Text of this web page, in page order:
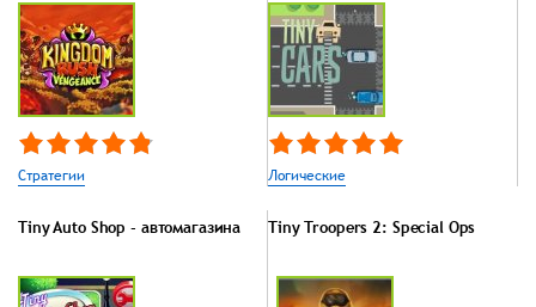
Стратегии Логические
Tiny Auto Shop - автомагазина Tiny Troopers 2: Special Ops